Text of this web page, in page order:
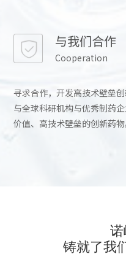
与我们合作
Cooperation
寻求合作，开发高技术壁垒
与全球科研机构与优秀制药
价值、高技术壁垒的创新药物
铸就了我